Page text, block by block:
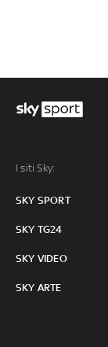
I siti Sky:
SKY SPORT
SKY TG24
SKY VIDEO
SKY ARTE